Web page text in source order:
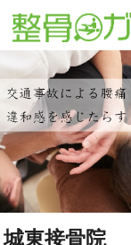
城東接骨院